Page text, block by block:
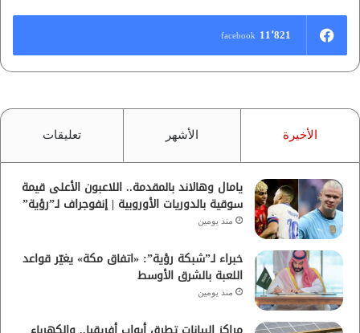
11٬821 facebook
الأخيرة الأشهر تعليقات
يامال وهالاند بالمقدمة.. اللاعبون الأعلى قيمة
سوقية بالدوريات الأوروبية | إنفوجراف لـ”رؤية”
منذ يومين
خبراء لـ”شبكة رؤية”: «اتفاق مكة» يغيّر قواعد
اللعبة بالشرق الأوسط
منذ يومين